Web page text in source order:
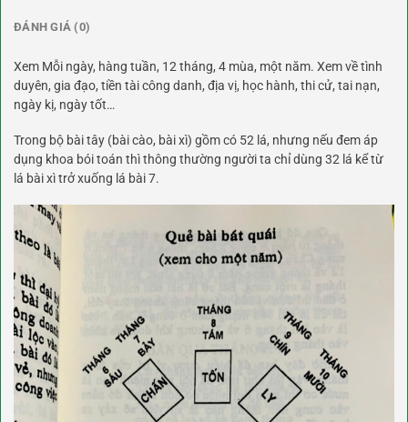
ĐÁNH GIÁ (0)
Xem Mỗi ngày, hàng tuần, 12 tháng, 4 mùa, một năm. Xem về tình
duyên, gia đạo, tiền tài công danh, địa vị, học hành, thi cử, tai nạn,
ngày kị, ngày tốt…
Trong bộ bài tây (bài cào, bài xì) gồm có 52 lá, nhưng nếu đem áp
dụng khoa bói toán thì thông thường người ta chỉ dùng 32 lá kể từ
lá bài xì trở xuống lá bài 7.